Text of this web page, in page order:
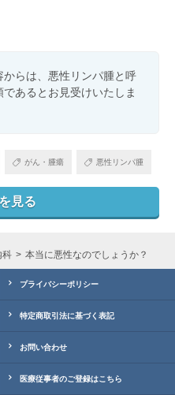
からは、悪性リンパ腫と呼
あるとお見受けいたしま
がん・腫瘍 悪性リンパ腫
見る
科 本当に悪性なのでしょうか？
プライバシーポリシー
特定商取引法に基づく表記
お問い合わせ
医療従事者のご登録はこちら